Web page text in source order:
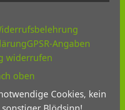
GPSR-Angaben
widerrufen
oben
Cookies, kein